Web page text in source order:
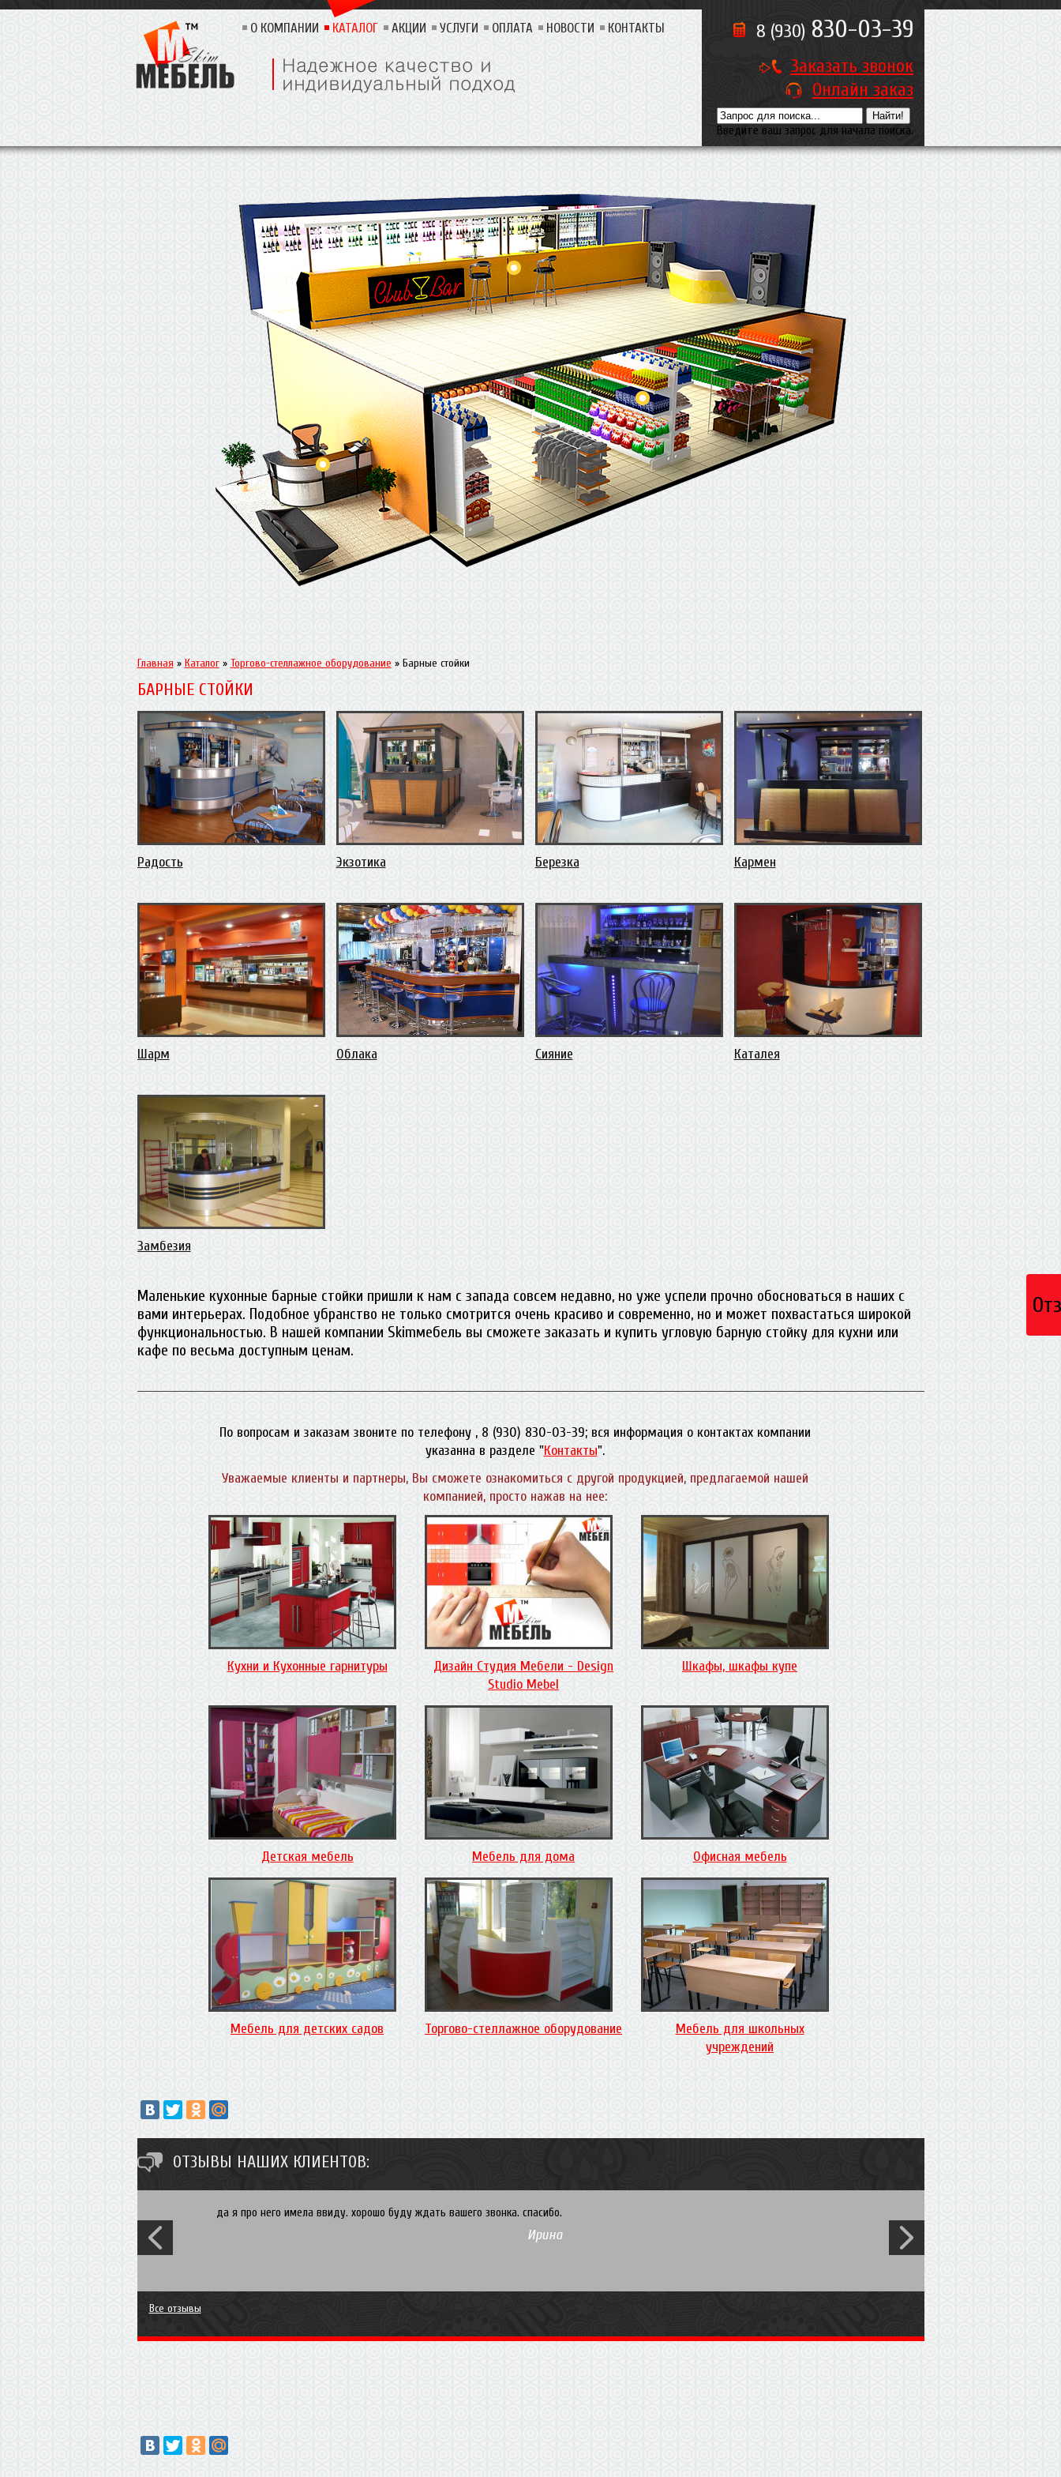
Введите ваш запрос для начала поиска.
О КОМПАНИИ КАТАЛОГ АКЦИИ УСЛУГИ ОПЛАТА НОВОСТИ КОНТАКТЫ 8 (930) 830-03-39
Заказать звонок
Онлайн заказ
Главная » Каталог» Торгово-стеллажное оборудование » Барные стойки
БАРНЫЕ СТОЙКИ
Радость Экзотика Березка Кармен
Шарм Облака Сияние Каталея
Замбезия
Маленькие кухонные барные стойки пришли к нам с запада совсем недавно, но уже успели прочно обосноваться в наших с
вами интерьерах. Подобное убранство не только смотрится очень красиво и современно, но и может похвастаться широкой
функциональностью. В нашей компании Skimмебель вы сможете заказать и купить угловую барную стойку для кухни или
кафе по весьма доступным ценам.
По вопросам и заказам звоните по телефону , 8 (930) 830-03-39; вся информация о контактах компании
указанна в разделе "Контакты".
Уважаемые клиенты и партнеры, Вы сможете ознакомиться с другой продукцией, предлагаемой нашей
компанией, просто нажав на нее:
Кухни и Кухонные гарнитуры
Дизайн Студия Мебели - Design
Studio Mebel
Шкафы, шкафы купе
Детская мебель Мебель для дома Офисная мебель
Мебель для детских садов Торгово-стеллажное оборудование
Мебель для школьных
учреждений
ОТЗЫВЫ НАШИХ КЛИЕНТОВ:
да я про него имела ввиду. хорошо буду ждать вашего звонка. спасибо.
Ирина
Все отзывы